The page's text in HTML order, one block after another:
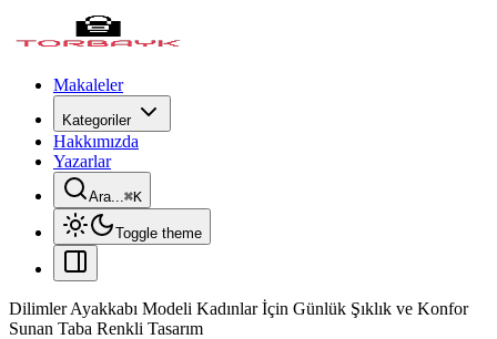
Makaleler
Kategoriler
Hakkımızda
Yazarlar
Ara...⌘K
Toggle theme
Dilimler Ayakkabı Modeli Kadınlar İçin Günlük Şıklık ve Konfor
Sunan Taba Renkli Tasarım